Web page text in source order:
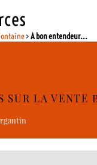
>A bon entendeur...
SUR LA VENTE